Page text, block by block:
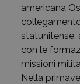
americana
statunitense,
con le
missioni
Nella